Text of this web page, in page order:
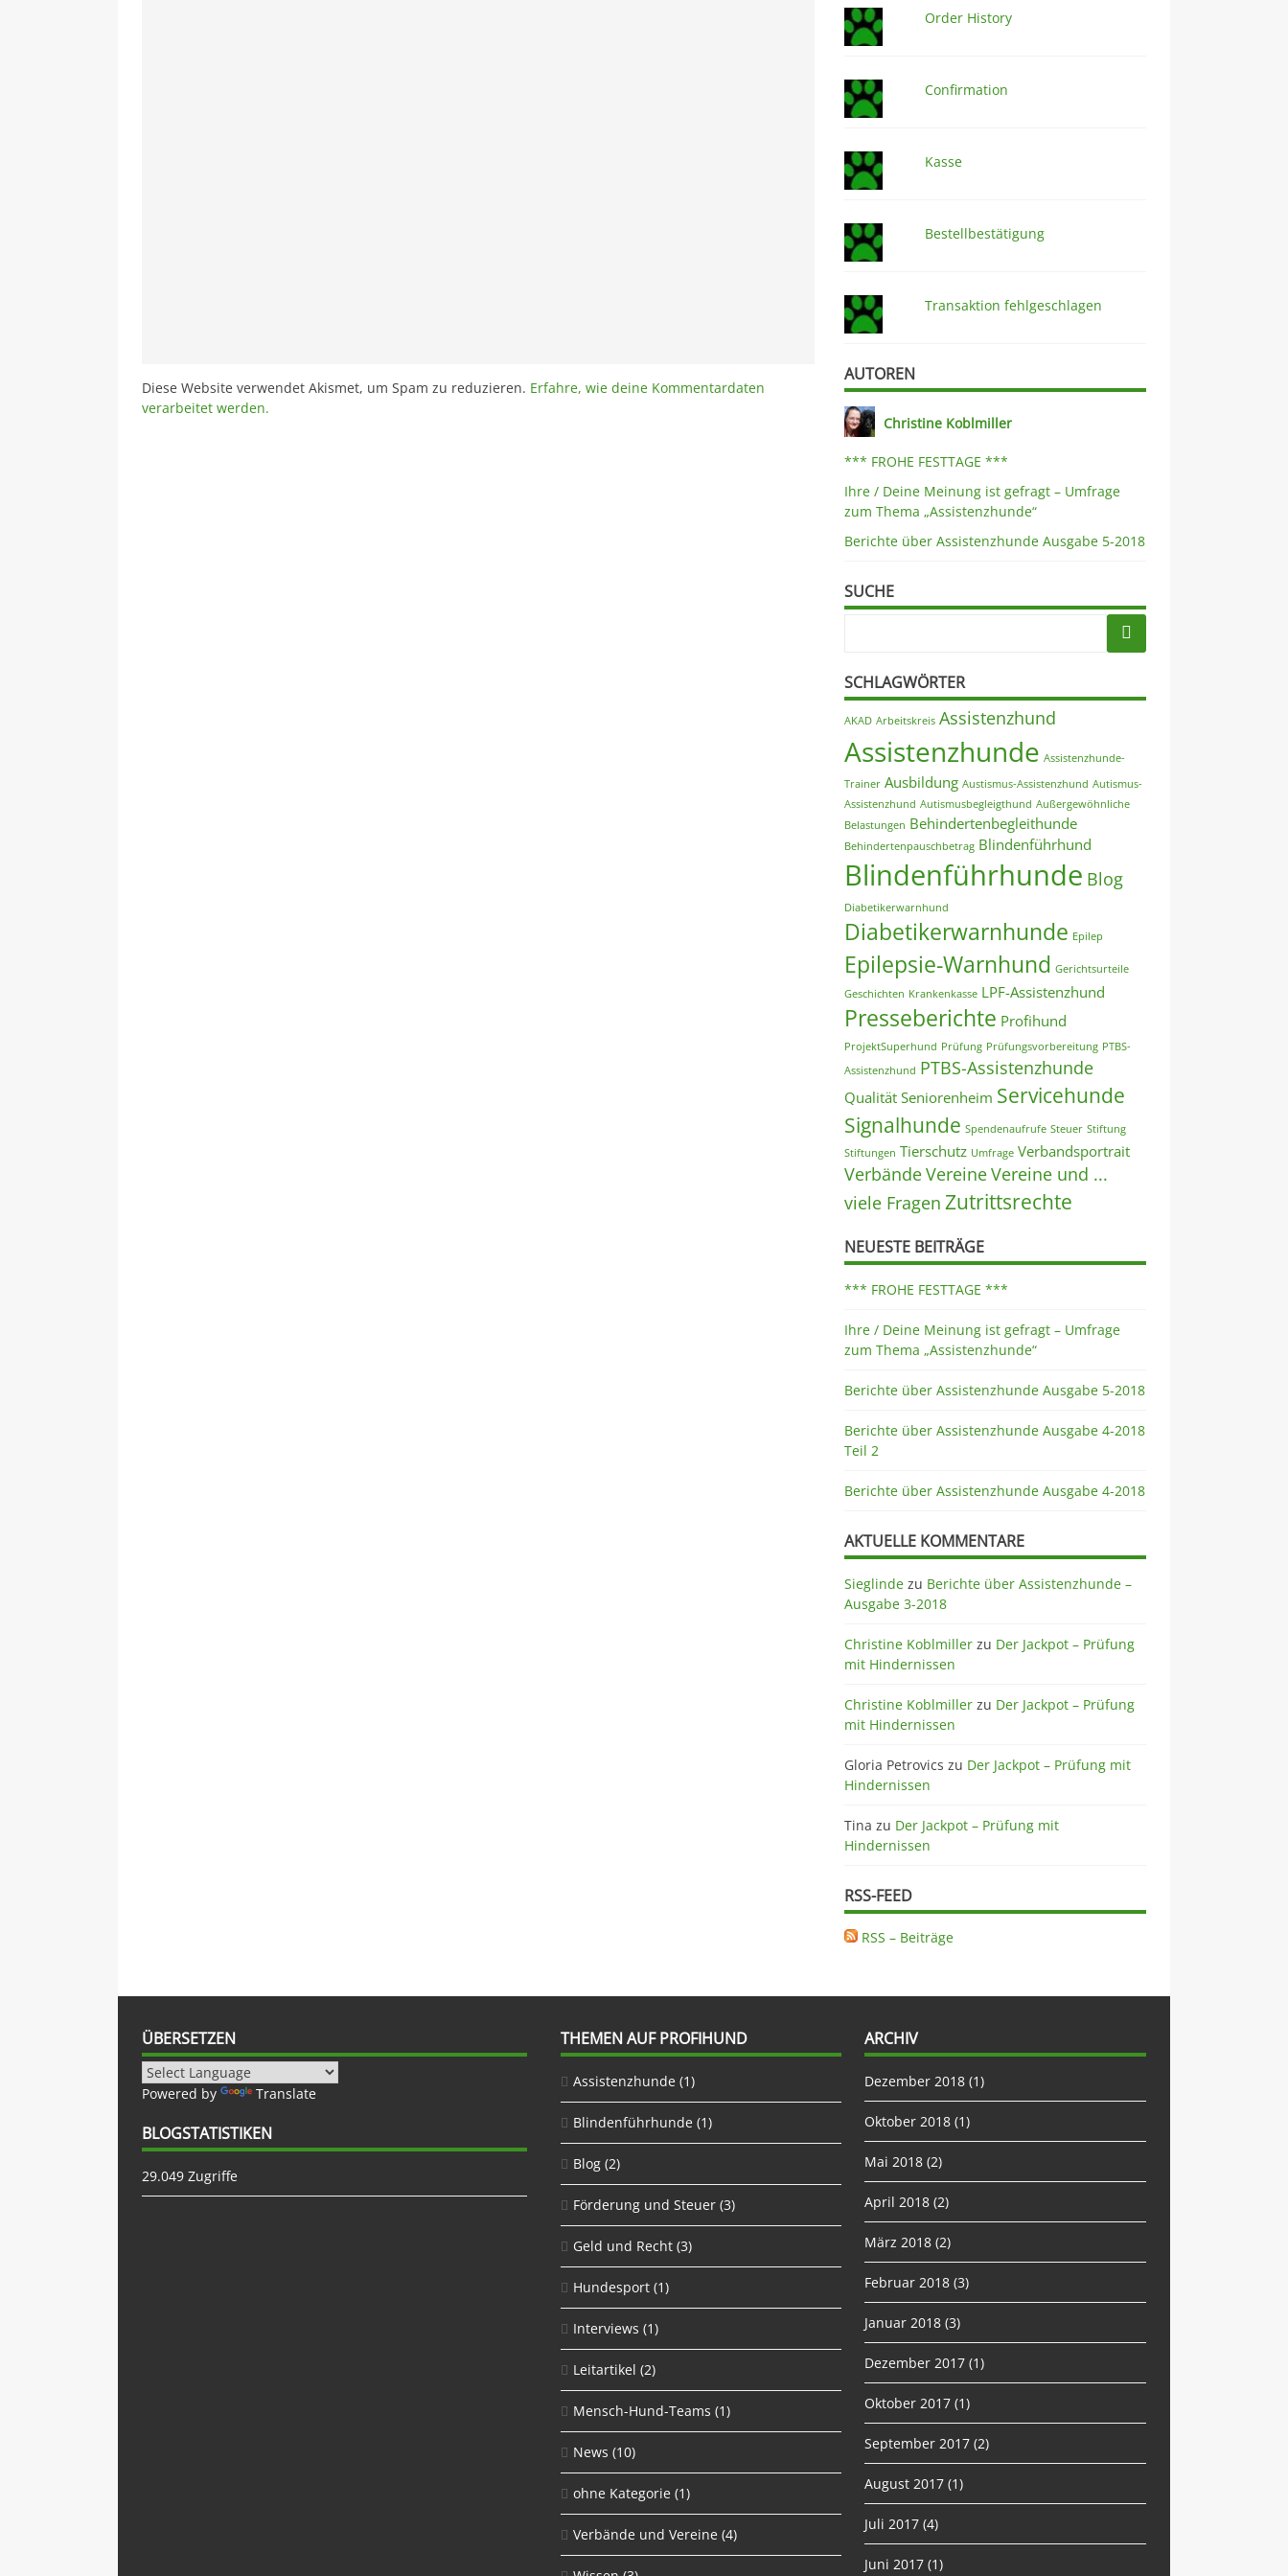
Diese Website verwendet Akismet, um Spam zu reduzieren. Erfahre, wie deine Kommentardaten
verarbeitet werden.
Order History
Confirmation
Kasse
Bestellbestätigung
Transaktion fehlgeschlagen
AUTOREN
Christine Koblmiller
*** FROHE FESTTAGE ***
Ihre / Deine Meinung ist gefragt – Umfrage
zum Thema „Assistenzhunde“
Berichte über Assistenzhunde Ausgabe 5-2018
SUCHE
SCHLAGWÖRTER
AKAD Arbeitskreis Assistenzhund
Assistenzhunde Assistenzhunde-
Trainer Ausbildung Austismus-Assistenzhund Autismus-
Assistenzhund Autismusbegleigthund Außergewöhnliche
Belastungen Behindertenbegleithunde
Behindertenpauschbetrag Blindenführhund
Blindenführhunde Blog
Diabetikerwarnhund
Diabetikerwarnhunde Epilep
Epilepsie-Warnhund Gerichtsurteile
Geschichten Krankenkasse LPF-Assistenzhund
Presseberichte Profihund
ProjektSuperhund Prüfung Prüfungsvorbereitung PTBS-
Assistenzhund PTBS-Assistenzhunde
Qualität Seniorenheim Servicehunde
Signalhunde Spendenaufrufe Steuer Stiftung
Stiftungen Tierschutz Umfrage Verbandsportrait
VerbändeVereineVereine und ...
viele Fragen Zutrittsrechte
NEUESTE BEITRÄGE
*** FROHE FESTTAGE ***
Ihre / Deine Meinung ist gefragt – Umfrage
zum Thema „Assistenzhunde“
Berichte über Assistenzhunde Ausgabe 5-2018
Berichte über Assistenzhunde Ausgabe 4-2018
Teil 2
Berichte über Assistenzhunde Ausgabe 4-2018
AKTUELLE KOMMENTARE
Sieglinde zu Berichte über Assistenzhunde –
Ausgabe 3-2018
Christine Koblmiller zu Der Jackpot – Prüfung
mit Hindernissen
Christine Koblmiller zu Der Jackpot – Prüfung
mit Hindernissen
Gloria Petrovics zu Der Jackpot – Prüfung mit
Hindernissen
Tina zu Der Jackpot – Prüfung mit
Hindernissen
RSS-FEED
RSS – Beiträge
ÜBERSETZEN
Powered by Translate
BLOGSTATISTIKEN
29.049 Zugriffe
THEMEN AUF PROFIHUND
Assistenzhunde(1)
Blindenführhunde(1)
Blog(2)
Förderung und Steuer(3)
Geld und Recht(3)
Hundesport(1)
Interviews (1)
Leitartikel (2)
Mensch-Hund-Teams (1)
News (10)
ohne Kategorie(1)
Verbände und Vereine(4)
ARCHIV
Dezember 2018 (1)
Oktober 2018 (1)
Mai 2018 (2)
April 2018 (2)
März 2018 (2)
Februar 2018 (3)
Januar 2018 (3)
Dezember 2017 (1)
Oktober 2017 (1)
September 2017 (2)
August 2017 (1)
Juli 2017 (4)
Juni 2017 (1)